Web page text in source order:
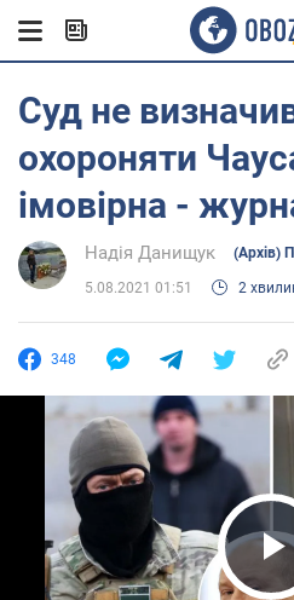
Суд не
охороняти
імовірна -
Надія Данищук (Архів)
5.08.2021 01:51 2
348